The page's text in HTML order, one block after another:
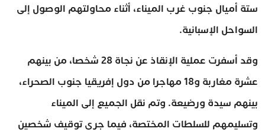
ستة أميال جنوب غرب الميناء، أثناء محاولتهم الوصول إلى
السواحل الإسبانية.
وقد أسفرت عملية الإنقاذ عن نجاة 28 شخصا، من بينهم
عشرة مغاربة و18 مهاجرا من دول إفريقيا جنوب الصحراء،
بينهم سيدة ورضيعة. وتم نقل الجميع إلى الميناء
وتسليمهم للسلطات المختصة، فيما جرى توقيف شخصين